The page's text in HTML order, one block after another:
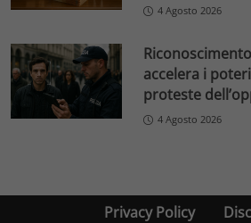
4 Agosto 2026
accelera i
proteste
4 Agosto 2026
Privacy Policy